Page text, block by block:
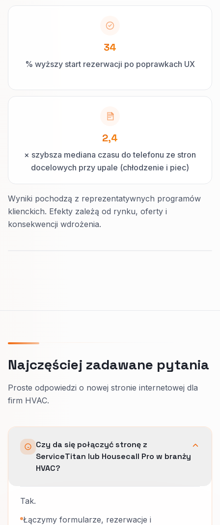
34
% wyższy start rezerwacji po poprawkach UX
2,4
× szybsza mediana czasu do telefonu ze stron
docelowych przy upale (chłodzenie i piec)
Wyniki pochodzą z reprezentatywnych programów
klienckich. Efekty zależą od rynku, oferty i
konsekwencji wdrożenia.
Najczęściej zadawane pytania
Proste odpowiedzi o nowej stronie internetowej dla
firm HVAC.
Czy da się połączyć stronę z
ServiceTitan lub Housecall Pro w branży
HVAC?
Tak.
Łączymy formularze, rezerwacje i